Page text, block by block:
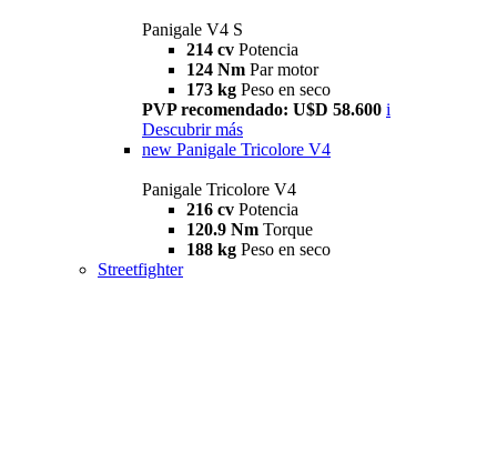
Panigale V4 S
214 cv Potencia
124 Nm Par motor
173 kg Peso en seco
PVP recomendado: U$D 58.600 i
Descubrir más
new Panigale Tricolore V4
Panigale Tricolore V4
216 cv Potencia
120.9 Nm Torque
188 kg Peso en seco
Streetfighter